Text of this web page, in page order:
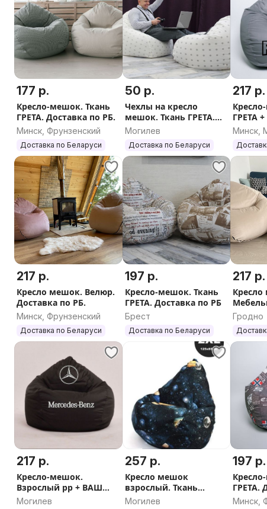
177 р.
Кресло-мешок. Ткань
ГРЕТА. Доставка по РБ.
Минск, Фрунзенский
Доставка по Беларуси
50 р.
Чехлы на кресло
мешок. Ткань ГРЕТА.
Доставка по РБ
Могилев
Доставка по Беларуси
217 р.
ГРЕТА
Минск,
217 р.
Кресло мешок. Велюр.
Доставка по РБ.
Минск, Фрунзенский
Доставка по Беларуси
197 р.
Кресло-мешок. Ткань
ГРЕТА. Доставка по РБ
Брест
Доставка по Беларуси
217 р.
Гродно
217 р.
Кресло-мешок.
Взрослый рр + ВАШ
ПРИНТ. Доставка РБ
Могилев
257 р.
Кресло мешок
взрослый. Ткань
велюр. Доставка по РБ
Могилев
197 р.
ГРЕТА.
Скидки
Минск,